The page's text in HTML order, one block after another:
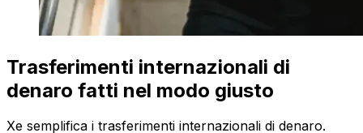
Trasferimenti internazionali di
denaro fatti nel modo giusto
Xe semplifica i trasferimenti internazionali di denaro.